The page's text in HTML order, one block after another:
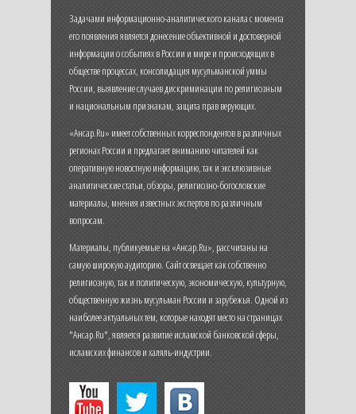
Задачами информационно-аналитического канала с момента
его появления является донесение объективной и достоверной
информации о событиях в России и мире и происходящих в
обществе процессах, консолидация мусульманской уммы
России, выявление случаев дискриминации по религиозным
и национальным признакам, защита прав верующих.
«Ансар.Ru» имеет собственных корреспондентов в различных
регионах России и предлагает вниманию читателей как
оперативную новостную информацию, так и эксклюзивные
аналитические статьи, обзоры, религиозно-богословские
материалы, мнения известных экспертов по различным
вопросам.
Материалы, публикуемые на «Ансар.Ru», рассчитаны на
самую широкую аудиторию. Сайт освещает как собственно
религиозную, так и политическую, экономическую, культурную,
общественную жизнь мусульман России и зарубежья. Одной из
наиболее актуальных тем, которые находят место на страницах
"Ансар.Ru", является развитие исламской банковской сферы,
исламских финансов и халяль-индустрии.